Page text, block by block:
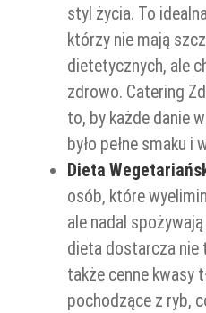
styl życia. To
którzy nie mają
dietetycznych, ale
zdrowo. Catering
to, by każde danie
było pełne smaku
Dieta
osób, które
ale nadal
dieta dostarcza nie
także cenne kwasy
pochodzące z ryb,